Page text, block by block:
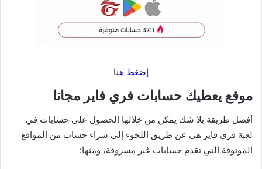
إضغط هنا
موقع يعطيك حسابات فري فاير مجانا
أفضل طريقة بلا شك يمكن من خلالها الحصول على حسابات في
لعبة فري فاير هي عن طريق اللجوء إلى شراء حساب من المواقع
الموثوقة التي تقدم حسابات غير مسروقة، ومنها: